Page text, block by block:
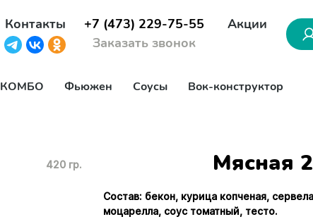
Контакты
+7 (473) 229-75-55
Заказать звонок
Акции
КОМБО Фьюжен Соусы Вок-конструктор
420 гр. Мясная
Состав: бекон, курица копченая,
моцарелла, соус томатный, тесто.